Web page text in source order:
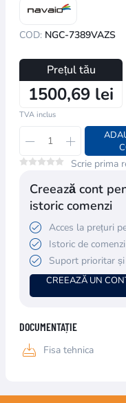
COD: NGC-7389VAZS
Prețul tău
1500,69 lei
TVA inclus
Scrie prima
Creează cont
istoric comenzi
Acces la prețuri
Istoric de
Suport prioritar
CREEAZĂ UN
DOCUMENTAȚIE
Fisa tehnica